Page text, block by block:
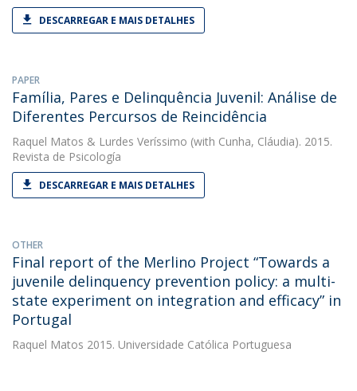
DESCARREGAR E MAIS DETALHES
PAPER
Família, Pares e Delinquência Juvenil: Análise de
Diferentes Percursos de Reincidência
Raquel Matos & Lurdes Veríssimo (with Cunha, Cláudia). 2015.
Revista de Psicología
DESCARREGAR E MAIS DETALHES
OTHER
Final report of the Merlino Project “Towards a
juvenile delinquency prevention policy: a multi-
state experiment on integration and efficacy” in
Portugal
Raquel Matos 2015. Universidade Católica Portuguesa